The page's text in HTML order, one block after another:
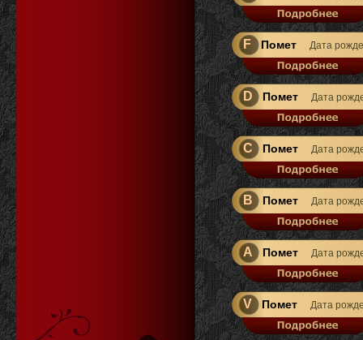
F Помет Дата
D Помет Дата
C Помет Дата
B Помет Дата
A Помет Дата
V Помет Дата